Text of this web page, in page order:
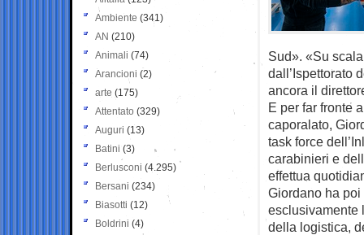
Sud». «Su
dall’Ispettorato
ancora il
E per far fronte
caporalato,
task force
carabinieri e
effettua
Giordano ha
esclusivamente
della logistica,
Ambiente (341)
AN (210)
Animali (74)
Arancioni (2)
arte (175)
Attentato (329)
Auguri (13)
Batini (3)
Berlusconi (4.295)
Bersani (234)
Biasotti (12)
Boldrini (4)